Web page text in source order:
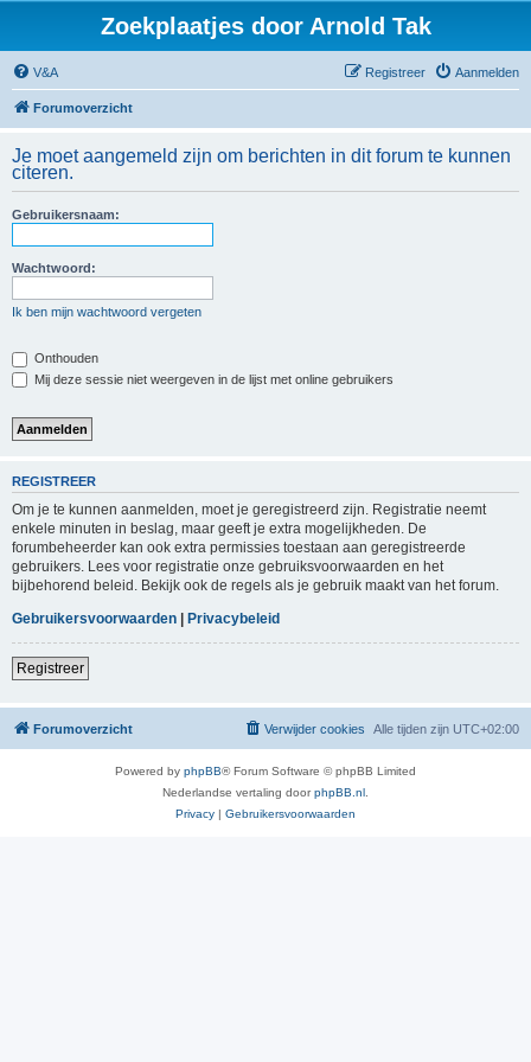
Zoekplaatjes door Arnold Tak
V&A Aanmelden
Registreer
Forumoverzicht
Je moet aangemeld zijn om berichten in dit forum te kunnen
citeren.
Gebruikersnaam:
Wachtwoord:
Ik ben mijn wachtwoord vergeten
Onthouden
Mij deze sessie niet weergeven in de lijst met online gebruikers
REGISTREER
Om je te kunnen aanmelden, moet je geregistreerd zijn. Registratie neemt
enkele minuten in beslag, maar geeft je extra mogelijkheden. De
forumbeheerder kan ook extra permissies toestaan aan geregistreerde
gebruikers. Lees voor registratie onze gebruiksvoorwaarden en het
bijbehorend beleid. Bekijk ook de regels als je gebruik maakt van het forum.
Gebruikersvoorwaarden | Privacybeleid
Registreer
Forumoverzicht Alle tijden zijn UTC+02:00
Verwijder cookies
Powered by phpBB® Forum Software © phpBB Limited
Nederlandse vertaling doorphpBB.nl
Privacy | Gebruikersvoorwaarden